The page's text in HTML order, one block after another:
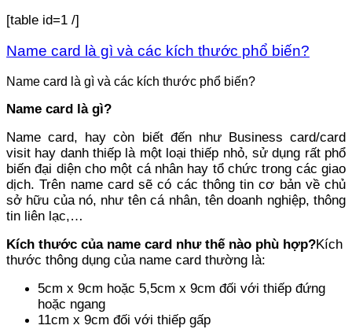
[table id=1 /]
Name card là gì và các kích thước phổ biến?
Name card là gì và các kích thước phổ biến?
Name card là gì?
Name card, hay còn biết đến như Business card/card
visit hay danh thiếp là một loại thiếp nhỏ, sử dụng rất phổ
biến đại diện cho một cá nhân hay tổ chức trong các giao
dịch. Trên name card sẽ có các thông tin cơ bản về chủ
sở hữu của nó, như tên cá nhân, tên doanh nghiệp, thông
tin liên lạc,…
Kích thước của name card như thế nào phù hợp?Kích
thước thông dụng của name card thường là:
5cm x 9cm hoặc 5,5cm x 9cm đối với thiếp đứng
hoặc ngang
11cm x 9cm đối với thiếp gấp